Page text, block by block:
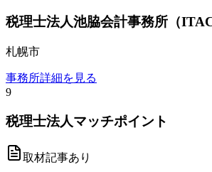
税理士法人池脇会計事務所（
札幌市
事務所詳細を見る
9
税理士法人マッチポイント
取材記事あり